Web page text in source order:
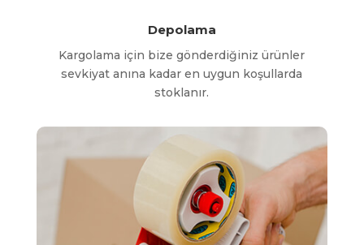
Depolama
Kargolama için bize gönderdiğiniz ürünler
sevkiyat anına kadar en uygun koşullarda
stoklanır.